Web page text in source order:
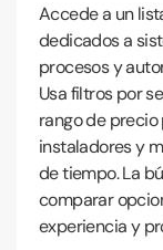
Accede a un
dedicados a
procesos y
Usa filtros por
rango de precio
instaladores y
de tiempo. La
comparar
experiencia y